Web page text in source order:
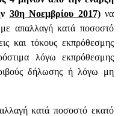
30η Νοεμβρίου 2017) να
με απαλλαγή κατά ποσοστό
και τόκους εκπρόθεσμης
λόγω εκπρόθεσμης
δήλωσης ή λόγω μη
κατά ποσοστό εκατό